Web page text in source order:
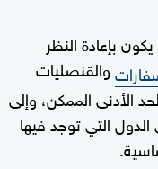
بإعادة النظر
والقنصليات
الأدنى الممكن، وإلى
التي توجد فيها